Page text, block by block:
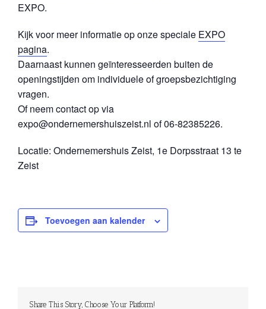
EXPO.
Kijk voor meer informatie op onze speciale EXPO
pagina.
Daarnaast kunnen geïnteresseerden buiten de
openingstijden om individuele of groepsbezichtiging
vragen.
Of neem contact op via
expo@ondernemershuiszeist.nl of 06-82385226.
Locatie: Ondernemershuis Zeist, 1e Dorpsstraat 13 te
Zeist
Toevoegen aan kalender
Share This Story, Choose Your Platform!